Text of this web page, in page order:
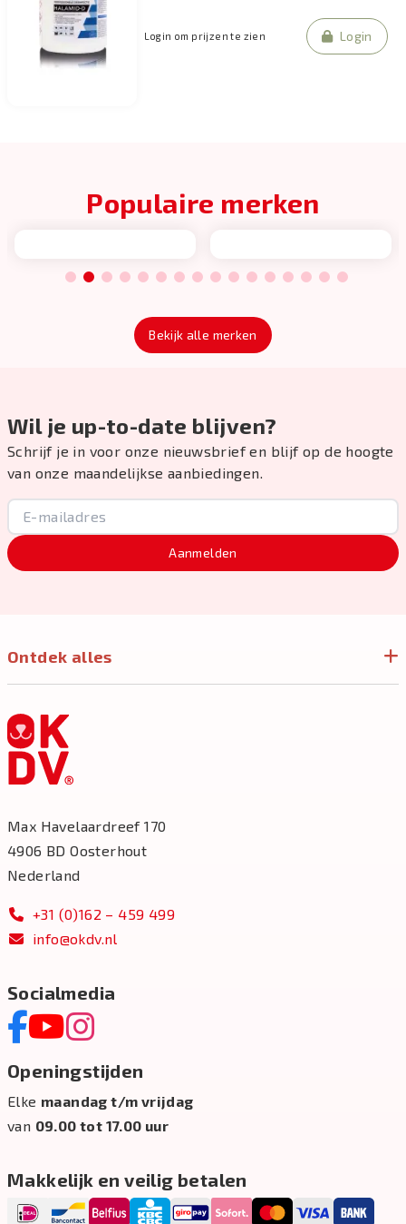
Login om prijzen te zien Login
Populaire merken
1 2 3 4 5 6 7 8 9 10 11 12 13 14 15 16
Bekijk alle merken
Wil je up-to-date blijven?
Schrijf je in voor onze nieuwsbrief en blijf op de hoogte
van onze maandelijkse aanbiedingen.
Aanmelden
Ontdek alles
Max Havelaardreef 170
4906 BD Oosterhout
Nederland
+31 (0)162 – 459 499
info@okdv.nl
Socialmedia
Openingstijden
Elke maandag t/m vrijdag
van 09.00 tot 17.00 uur
Makkelijk en veilig betalen